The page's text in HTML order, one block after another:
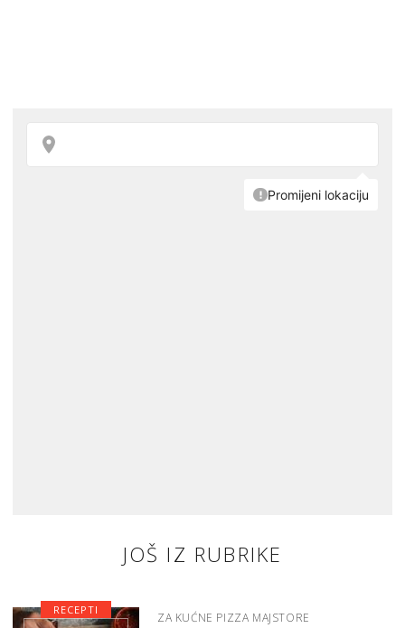
JOŠ IZ RUBRIKE
ZA KUĆNE PIZZA MAJSTORE
RECEPTI